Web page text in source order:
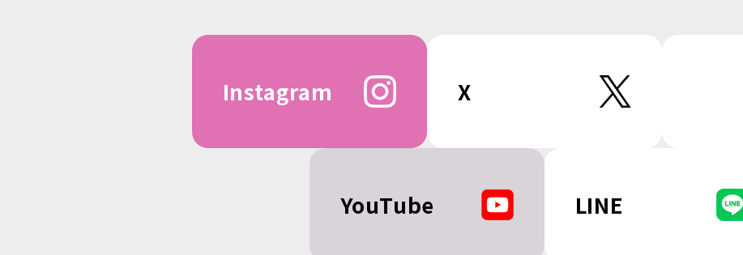
Instagram X
YouTube LINE